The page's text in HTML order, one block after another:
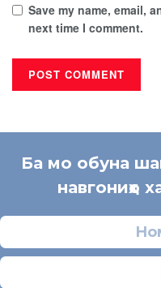
Save my name, email,
next time I comment.
Ба мо обуна
навгониҳо